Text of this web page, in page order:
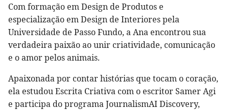
Com formação em Design de Produtos e
especialização em Design de Interiores pela
Universidade de Passo Fundo, a Ana encontrou sua
verdadeira paixão ao unir criatividade, comunicação
e o amor pelos animais.
Apaixonada por contar histórias que tocam o coração,
ela estudou Escrita Criativa com o escritor Samer Agi
e participa do programa JournalismAI Discovery,